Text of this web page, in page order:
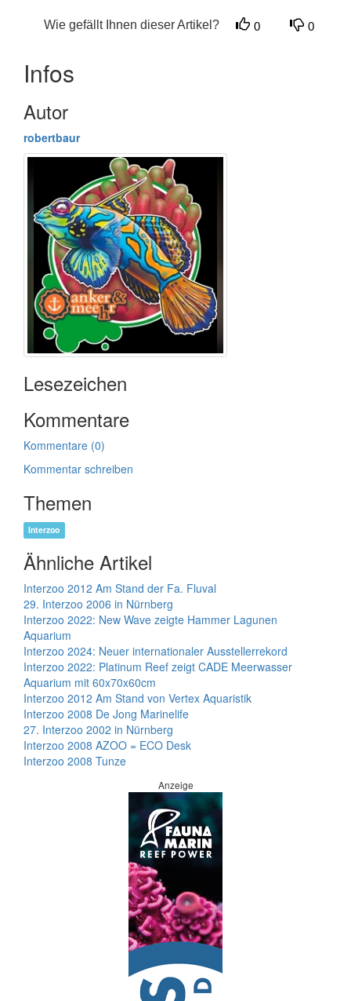
Wie gefällt Ihnen dieser Artikel? 0 0
Infos
Autor
robertbaur
Lesezeichen
Kommentare
Kommentare (0)
Kommentar schreiben
Themen
Interzoo
Ähnliche Artikel
Interzoo 2012 Am Stand der Fa. Fluval
29. Interzoo 2006 in Nürnberg
Interzoo 2022: New Wave zeigte Hammer Lagunen
Aquarium
Interzoo 2024: Neuer internationaler Ausstellerrekord
Interzoo 2022: Platinum Reef zeigt CADE Meerwasser
Aquarium mit 60x70x60cm
Interzoo 2012 Am Stand von Vertex Aquaristik
Interzoo 2008 De Jong Marinelife
27. Interzoo 2002 in Nürnberg
Interzoo 2008 AZOO = ECO Desk
Interzoo 2008 Tunze
Anzeige